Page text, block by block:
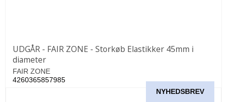
UDGÅR - FAIR ZONE - Storkøb Elastikker 45mm i
diameter
FAIR ZONE
4260365857985
NYHEDSBREV